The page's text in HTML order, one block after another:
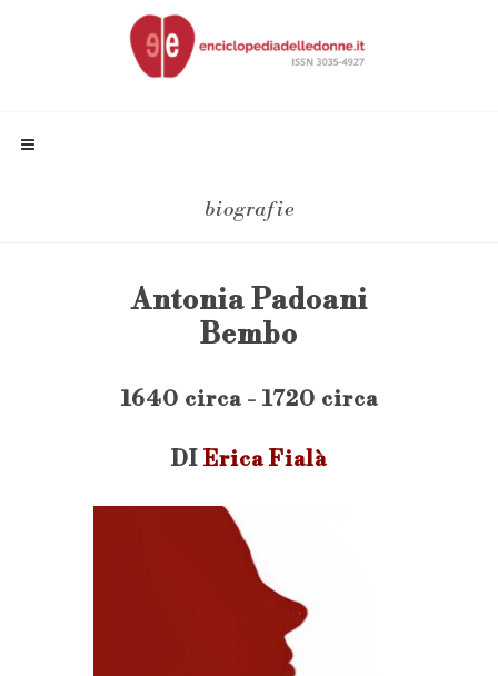
biografie
Antonia Padoani
Bembo
1640 circa - 1720 circa
DI Erica Fialà